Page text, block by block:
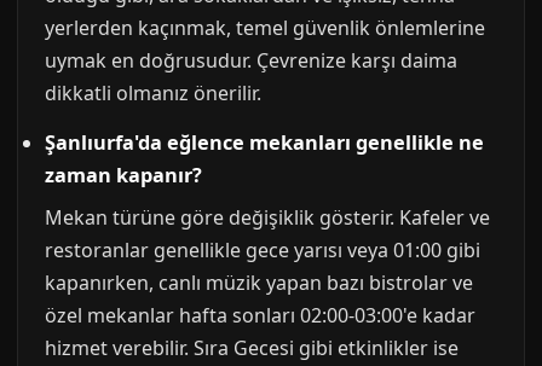
yerlerden kaçınmak, temel güvenlik önlemlerine
uymak en doğrusudur. Çevrenize karşı daima
dikkatli olmanız önerilir.
Şanlıurfa'da eğlence mekanları genellikle ne
zaman kapanır?
Mekan türüne göre değişiklik gösterir. Kafeler ve
restoranlar genellikle gece yarısı veya 01:00 gibi
kapanırken, canlı müzik yapan bazı bistrolar ve
özel mekanlar hafta sonları 02:00-03:00'e kadar
hizmet verebilir. Sıra Gecesi gibi etkinlikler ise